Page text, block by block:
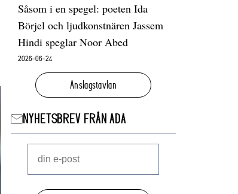
Såsom i en spegel: poeten Ida
Börjel och ljudkonstnären Jassem
Hindi speglar Noor Abed
2026-06-24
Anslagstavlan
NYHETSBREV FRÅN ADA